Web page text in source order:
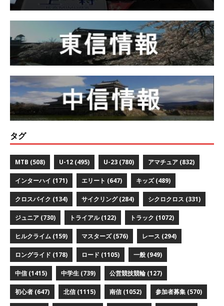
タグ
MTB (508) U-12 (495) U-23 (780) アマチュア (832)
インターハイ (171) エリート (647) キッズ(489)
クロスバイク (134) サイクリング(284) シクロクロス (331)
ジュニア (730) トライアル(122) トラック (1072)
ヒルクライム (159) マスターズ(576) レース (294)
ロングライド (178) ロード (1105) 一般 (949)
中信(1415) 中学生 (739) 公営競技競輪 (127)
初心者 (647) 北信(1115) 南信(1052) 参加者募集 (570)